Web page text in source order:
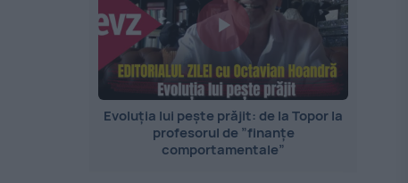
Evoluția lui pește prăjit: de la Topor la
profesorul de ”finanțe
comportamentale”